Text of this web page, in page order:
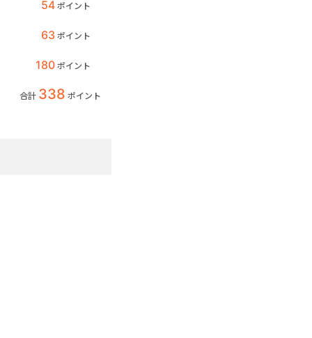
54 ポイント
63 ポイント
180 ポイント
合計 338 ポイント